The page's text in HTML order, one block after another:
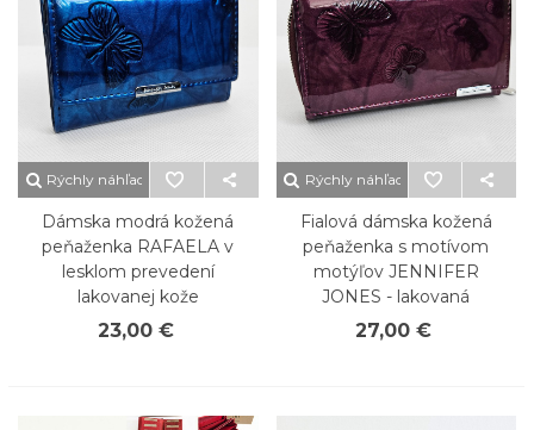
Rýchly náhľad
Dámska modrá kožená
peňaženka RAFAELA v
lesklom prevedení
lakovanej kože
23,00 €
Rýchly náhľad
Fialová dámska kožená
peňaženka s motívom
motýľov JENNIFER
JONES - lakovaná
27,00 €